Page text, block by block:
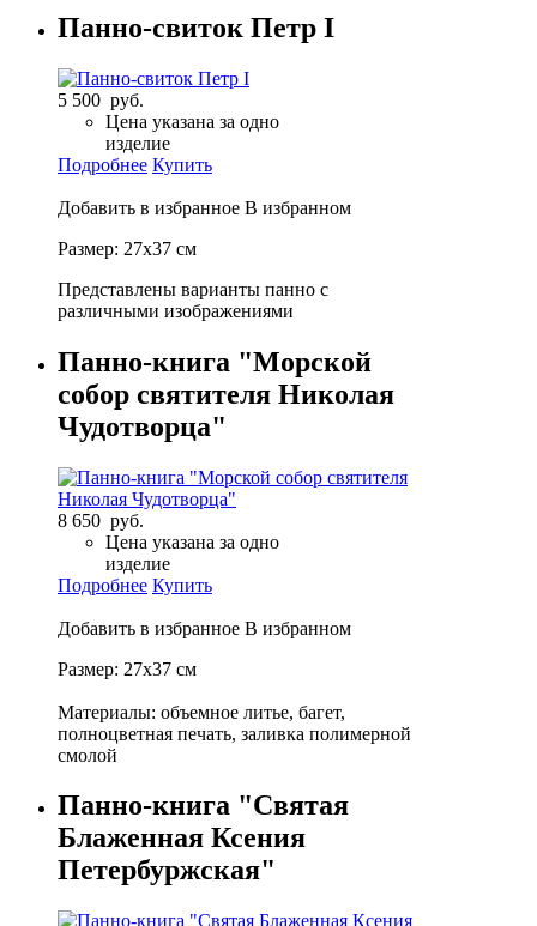
Панно-свиток Петр I
5 500 руб.
Цена указана за одно
изделие
Подробнее Купить
Добавить в избранное В избранном
Размер: 27х37 см
Представлены варианты панно с
различными изображениями
Панно-книга "Морской
собор святителя Николая
Чудотворца"
8 650 руб.
Цена указана за одно
изделие
Подробнее Купить
Добавить в избранное В избранном
Размер: 27х37 см
Материалы: объемное литье, багет,
полноцветная печать, заливка полимерной
смолой
Панно-книга "Святая
Блаженная Ксения
Петербуржская"